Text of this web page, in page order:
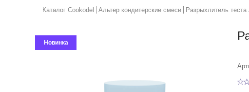
Каталог Cookodel Альтер кондитерские смеси Разрыхлитель
Новинка